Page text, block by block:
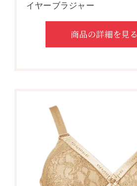
イヤーブラジャー
商品の詳細を見る